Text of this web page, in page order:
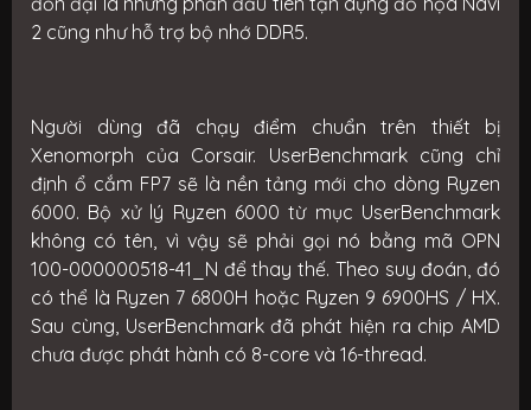
2 cũng như hỗ trợ bộ nhớ DDR5.
Người dùng đã chạy điểm chuẩn trên thiết bị
Xenomorph của Corsair. UserBenchmark cũng chỉ
định ổ cắm FP7 sẽ là nền tảng mới cho dòng Ryzen
6000. Bộ xử lý Ryzen 6000 từ mục UserBenchmark
không có tên, vì vậy sẽ phải gọi nó bằng mã OPN
100-000000518-41_N để thay thế. Theo suy đoán, đó
có thể là Ryzen 7 6800H hoặc Ryzen 9 6900HS / HX.
Sau cùng, UserBenchmark đã phát hiện ra chip AMD
chưa được phát hành có 8-core và 16-thread.